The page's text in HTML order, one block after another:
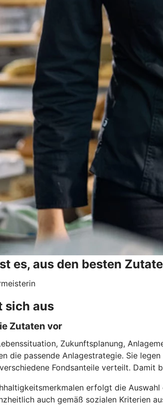
es, aus den besten
sich aus
Zutaten vor
Zukunftsplanung,
die passende Anlagestrategie. Sie
Fondsanteile verteilt. Damit
erfolgt die
auch gemäß sozialen Kriterien